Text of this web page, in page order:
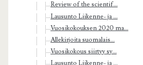
Review of the scientif...
Lausunto Liikenne- ja ...
Vuosikokouksen 2020 ma...
Allekirjoita suomalais...
Vuosikokous siirtyy sy...
Lausunto Liikenne- ja ...